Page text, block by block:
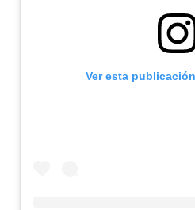
Ver esta